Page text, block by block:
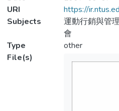
URI
https://
Subjects
運動行銷與管
會
Type
other
File(s)